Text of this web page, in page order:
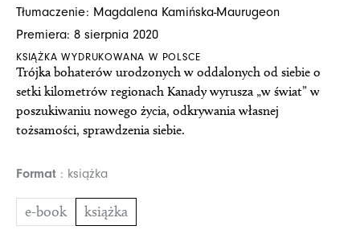
do
39,90 zł
do
19,95 zł
Tłumaczenie: Magdalena Kamińska-Maurugeon
Premiera: 8 sierpnia 2020
KSIĄŻKA WYDRUKOWANA W POLSCE
Trójka bohaterów urodzonych w oddalonych od siebie o
setki kilometrów regionach Kanady wyrusza „w świat” w
poszukiwaniu nowego życia, odkrywania własnej
tożsamości, sprawdzenia siebie.
Format książka
e-book książka